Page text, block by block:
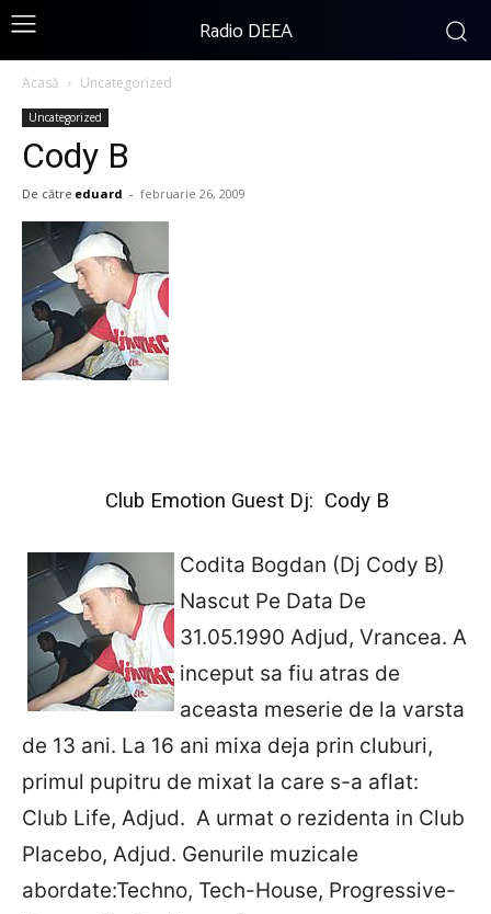
Radio DEEA
Acasă Uncategorized
Uncategorized
Cody B
De către eduard - februarie 26, 2009
Club Emotion Guest Dj: Cody B
Codita Bogdan (Dj Cody B)
Nascut Pe Data De
31.05.1990 Adjud, Vrancea. A
inceput sa fiu atras de
aceasta meserie de la varsta
de 13 ani. La 16 ani mixa deja prin cluburi,
primul pupitru de mixat la care s-a aflat:
Club Life, Adjud. A urmat o rezidenta in Club
Placebo, Adjud. Genurile muzicale
abordate:Techno, Tech-House, Progressive-